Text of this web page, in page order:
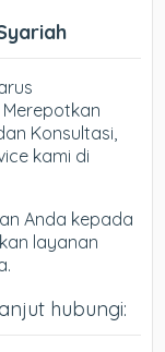
Konsultasi,
kami di
Anda kepada
layanan
hubungi: